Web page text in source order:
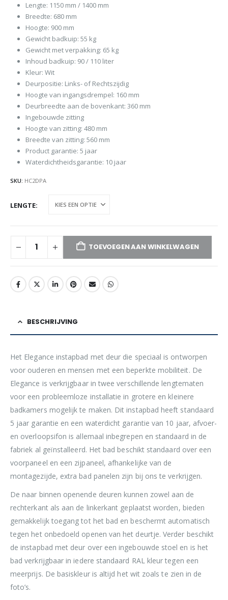
Lengte: 1150 mm / 1400 mm
Breedte: 680 mm
Hoogte: 900 mm
Gewicht badkuip: 55 kg
Gewicht met verpakking: 65 kg
Inhoud badkuip: 90 / 110 liter
Kleur: Wit
Deurpositie: Links- of Rechtszijdig
Hoogte van ingangsdrempel: 160 mm
Deurbreedte aan de bovenkant: 360 mm
Ingebouwde zitting
Hoogte van zitting: 480 mm
Breedte van zitting: 560 mm
Product garantie: 5 jaar
Waterdichtheidsgarantie: 10 jaar
SKU: HC2DPA
LENGTE
TOEVOEGEN AAN WINKELWAGEN
BESCHRIJVING
Het Elegance instapbad met deur die speciaal is ontworpen
voor ouderen en mensen met een beperkte mobiliteit. De
Elegance is verkrijgbaar in twee verschillende lengtematen
voor een probleemloze installatie in grotere en kleinere
badkamers mogelijk te maken. Dit instapbad heeft standaard
5 jaar garantie en een waterdicht garantie van 10 jaar, afvoer-
en overloopsifon is allemaal inbegrepen en standaard in de
fabriek al geïnstalleerd. Het bad beschikt standaard over een
voorpaneel en een zijpaneel, afhankelijke van de
montagezijde, extra bad panelen zijn bij ons te verkrijgen.
De naar binnen openende deuren kunnen zowel aan de
rechterkant als aan de linkerkant geplaatst worden, bieden
gemakkelijk toegang tot het bad en beschermt automatisch
tegen het onbedoeld openen van het deurtje. Verder beschikt
de instapbad met deur over een ingebouwde stoel en is het
bad verkrijgbaar in iedere standaard RAL kleur tegen een
meerprijs. De basiskleur is altijd het wit zoals te zien in de
foto’s.